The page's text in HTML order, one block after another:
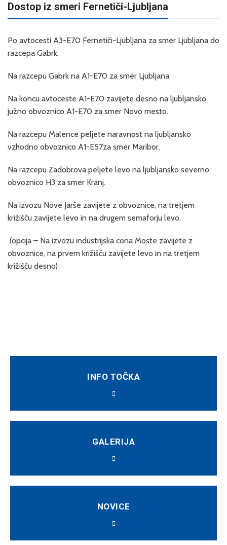
Dostop iz smeri Fernetiči-Ljubljana
Po avtocesti A3-E70 Fernetiči-Ljubljana za smer Ljubljana do
razcepa Gabrk.
Na razcepu Gabrk na A1-E70 za smer Ljubljana.
Na koncu avtoceste A1-E70 zavijete desno na ljubljansko
južno obvoznico A1-E70 za smer Novo mesto.
Na razcepu Malence peljete naravnost na ljubljansko
vzhodno obvoznico A1-E57za smer Maribor.
Na razcepu Zadobrova peljete levo na ljubljansko severno
obvoznico H3 za smer Kranj.
Na izvozu Nove Jarše zavijete z obvoznice, na tretjem
križišču zavijete levo in na drugem semaforju levo.
(opcija – Na izvozu industrijska cona Moste zavijete z
obvoznice, na prvem križišču zavijete levo in na tretjem
križišču desno)
INFO TOČKA
GALERIJA
NOVICE